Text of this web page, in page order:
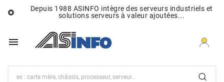

Depuis 1988 ASINFO intègre des serveurs industriels et
solutions serveurs à valeur ajoutées...
